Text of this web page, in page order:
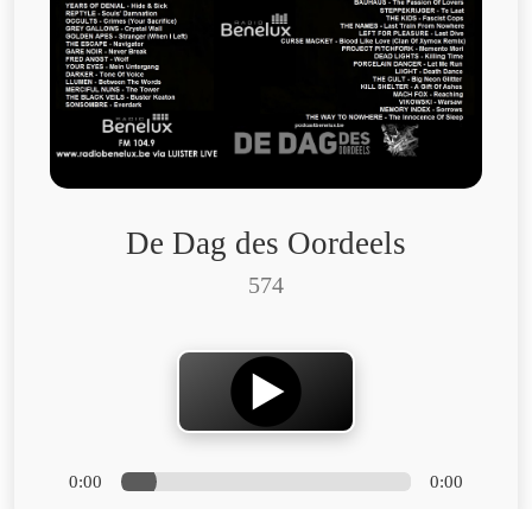
De Dag des Oordeels
574
0:00 0:00